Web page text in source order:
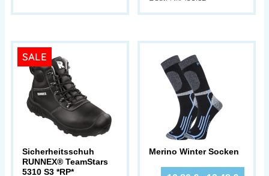
SALE
Sicherheitsschuh
RUNNEX® TeamStars
5310 S3 *RP*
Merino Winter Socken